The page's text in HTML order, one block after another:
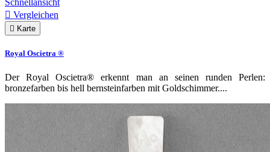
Schnellansicht
 Vergleichen
 Karte
Royal Oscietra ®
Der Royal Oscietra® erkennt man an seinen runden Perlen:
bronzefarben bis hell bernsteinfarben mit Goldschimmer....